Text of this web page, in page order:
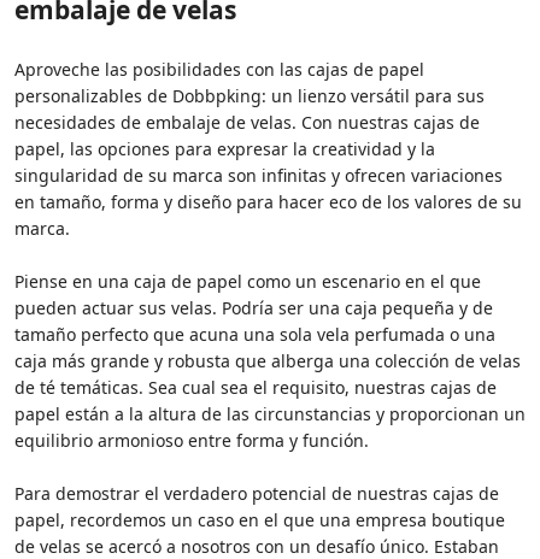
embalaje de velas
Aproveche las posibilidades con las cajas de papel
personalizables de Dobbpking: un lienzo versátil para sus
necesidades de embalaje de velas. Con nuestras cajas de
papel, las opciones para expresar la creatividad y la
singularidad de su marca son infinitas y ofrecen variaciones
en tamaño, forma y diseño para hacer eco de los valores de su
marca.
Piense en una caja de papel como un escenario en el que
pueden actuar sus velas. Podría ser una caja pequeña y de
tamaño perfecto que acuna una sola vela perfumada o una
caja más grande y robusta que alberga una colección de velas
de té temáticas. Sea cual sea el requisito, nuestras cajas de
papel están a la altura de las circunstancias y proporcionan un
equilibrio armonioso entre forma y función.
Para demostrar el verdadero potencial de nuestras cajas de
papel, recordemos un caso en el que una empresa boutique
de velas se acercó a nosotros con un desafío único. Estaban